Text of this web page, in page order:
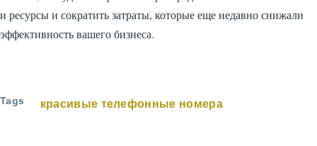
и ресурсы и сократить затраты, которые еще недавно снижали
эффективность вашего бизнеса.
Tags красивые телефонные номера